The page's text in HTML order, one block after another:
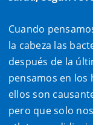
Cuando
la cabeza las
después de la
pensamos en los
ellos son
pero que solo